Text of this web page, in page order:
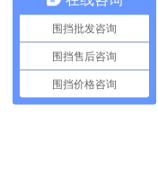
围挡批发咨询
围挡售后咨询
围挡价格咨询